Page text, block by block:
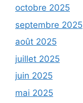
octobre 2025
septembre 2025
août 2025
juillet 2025
juin 2025
mai 2025